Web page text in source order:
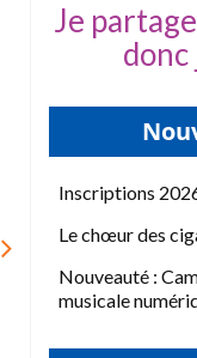
Je
donc
Inscriptions
Le chœur des
Nouveauté :
musicale